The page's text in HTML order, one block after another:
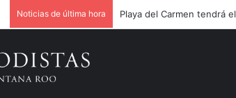
Noticias de última hora